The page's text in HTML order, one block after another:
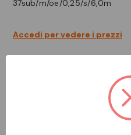
37sub/m/oe/0,25/s/6,0m
Accedi per vedere i prezzi